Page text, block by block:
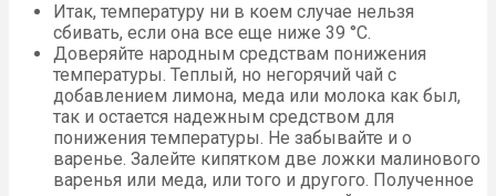
Итак, температуру ни в коем случае нельзя
сбивать, если она все еще ниже 39 °С.
Доверяйте народным средствам понижения
температуры. Теплый, но негорячий чай с
добавлением лимона, меда или молока как был,
так и остается надежным средством для
понижения температуры. Не забывайте и о
варенье. Залейте кипятком две ложки малинового
варенья или меда, или того и другого. Полученное